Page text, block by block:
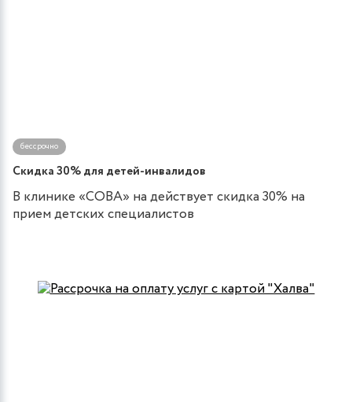
бессрочно
Скидка 30% для детей-инвалидов
В клинике «СОВА» на действует скидка 30% на
прием детских специалистов